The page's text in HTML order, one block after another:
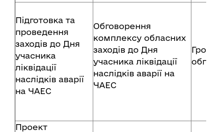
Підготовка та
проведення
заходів до Дня
учасника
ліквідації
наслідків аварії
на ЧАЕС
Обговорення
комплексу обласних
заходів до Дня
учасника ліквідації
наслідків аварії на
ЧАЕС
Проект